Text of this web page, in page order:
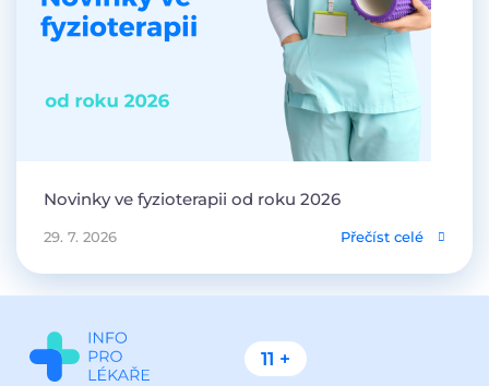
Novinky ve fyzioterapii od roku 2026
29. 7. 2026 Přečíst celé
11 +